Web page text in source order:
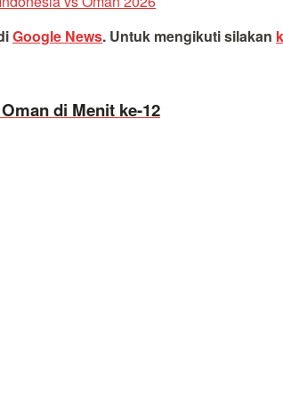
Google News. Untuk mengikuti silakan
di Menit ke-12